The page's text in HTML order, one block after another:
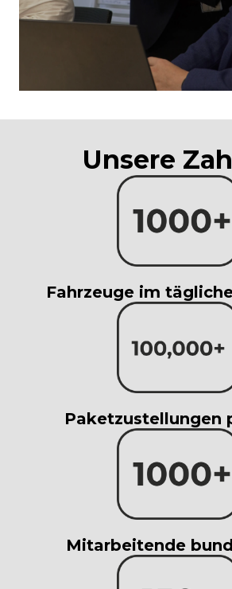
Unsere
Fahrzeuge im
Paketzustellungen
Mitarbeitende